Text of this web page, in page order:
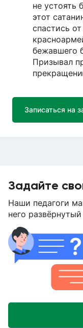
не устоять
этот
спастись
бежавшего
Призывал
Записаться на
Задайте
Наши педагоги
него развёрнутый